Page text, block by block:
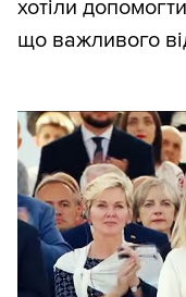
хотіли
що важливого